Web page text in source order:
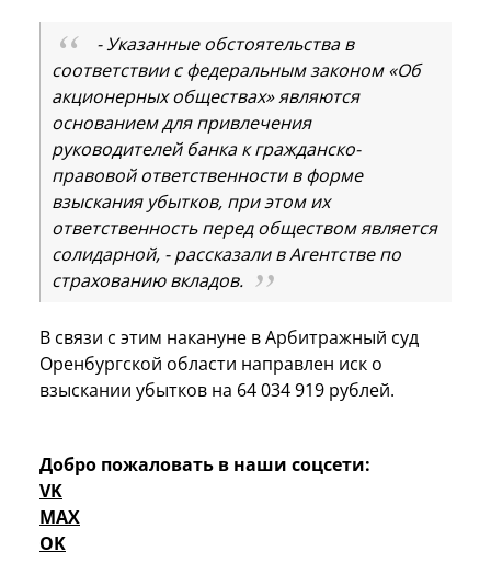
- Указанные обстоятельства в
соответствии с федеральным законом «Об
акционерных обществах» являются
основанием для привлечения
руководителей банка к гражданско-
правовой ответственности в форме
взыскания убытков, при этом их
ответственность перед обществом является
солидарной, - рассказали в Агентстве по
страхованию вкладов.
В связи с этим накануне в Арбитражный суд
Оренбургской области направлен иск о
взыскании убытков на 64 034 919 рублей.
Добро пожаловать в наши соцсети:
VK
MAX
OK